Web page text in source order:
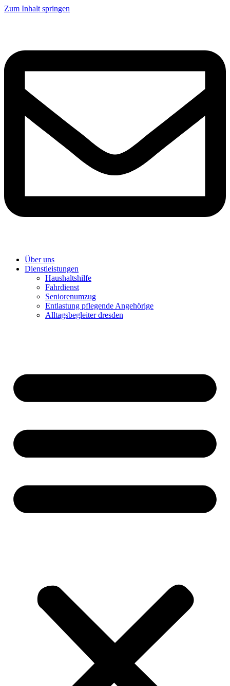
Zum Inhalt springen
Über uns
Dienstleistungen
Haushaltshilfe
Fahrdienst
Seniorenumzug
Entlastung pflegende Angehörige
Alltagsbegleiter dresden